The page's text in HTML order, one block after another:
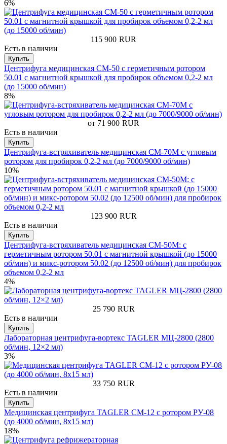
6%
115 900 RUR
Есть в наличии
Купить
Центрифуга медицинская СМ-50 с герметичным ротором
50.01 с магнитной крышкой для пробирок объемом 0,2-2 мл
(до 15000 об/мин)
8%
от 71 900 RUR
Есть в наличии
Купить
Центрифуга-встряхиватель медицинская СМ-70М с угловым
ротором для пробирок 0,2-2 мл (до 7000/9000 об/мин)
10%
123 900 RUR
Есть в наличии
Купить
Центрифуга-встряхиватель медицинская СМ-50М: с
герметичным ротором 50.01 с магнитной крышкой (до 15000
об/мин) и микс-ротором 50.02 (до 12500 об/мин) для пробирок
объемом 0,2-2 мл
4%
25 790 RUR
Есть в наличии
Купить
Лабораторная центрифуга-вортекс TAGLER МЦ-2800 (2800
об/мин, 12×2 мл)
3%
33 750 RUR
Есть в наличии
Купить
Медицинская центрифуга TAGLER СМ-12 с ротором РУ-08
(до 4000 об/мин, 8х15 мл)
18%